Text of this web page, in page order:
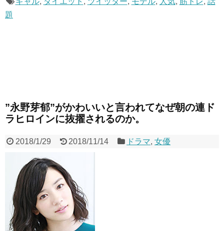
題
”永野芽郁”がかわいいと言われてなぜ朝の連ド
ラヒロインに抜擢されるのか。
2018/1/29 2018/11/14 ドラマ,女優